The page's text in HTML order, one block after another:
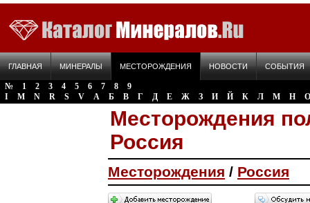
ГЛАВНАЯ МИНЕРАЛЫ МЕСТОРОЖДЕНИЯ НОВОСТИ СОБЫТИЯ
№ 1 2 3 4 5 6 7 8
9
I
M N R S V А Б В Г Д Е Ж З И Й К Л М Н О
Месторождения
Россия
Месторождения / Россия